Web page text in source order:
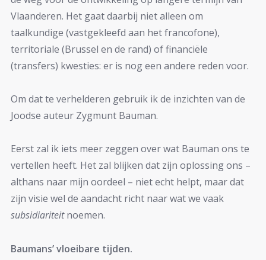
Vlaanderen. Het gaat daarbij niet alleen om
taalkundige (vastgekleefd aan het francofone),
territoriale (Brussel en de rand) of financiële
(transfers) kwesties: er is nog een andere reden voor.
Om dat te verhelderen gebruik ik de inzichten van de
Joodse auteur Zygmunt Bauman.
Eerst zal ik iets meer zeggen over wat Bauman ons te
vertellen heeft. Het zal blijken dat zijn oplossing ons –
althans naar mijn oordeel – niet echt helpt, maar dat
zijn visie wel de aandacht richt naar wat we vaak
subsidiariteitnoemen.
Baumans’ vloeibare tijden.